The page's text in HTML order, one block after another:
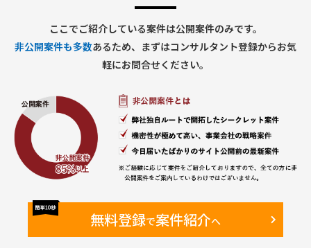
• 業務整理
• 利用部門との各種調整
• 利用マニュアル整備
• 指示待ちではなく主体的に動ける方
• 複数案件を同時並行で管理できる方
• 課題を整理して関係者を巻き込める方
• 業務とシステム双方の観点で提案できる方
• ベンダー任せにせず推進できる方
ここでご紹介している案件は公開案件のみです。
非公開案件も多数あるため、まずはコンサルタント登録からお気
軽にお問合せください。
無料登録で案件紹介へ